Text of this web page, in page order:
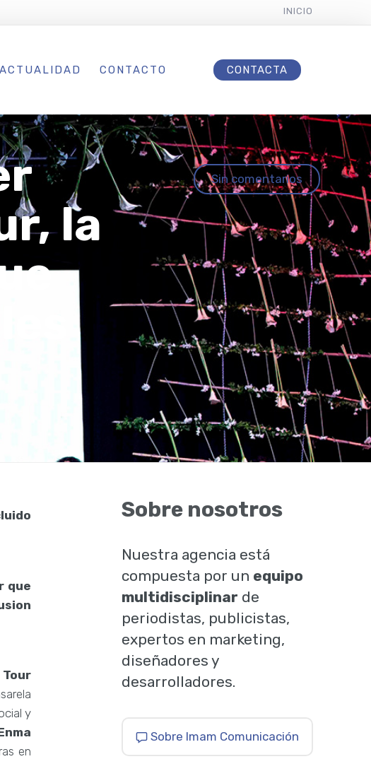
INICIO
ACTUALIDAD CONTACTO CONTACTA
la
Sin comentarios
que
y
en
Sobre nosotros
Nuestra agencia está
compuesta por un equipo
multidisciplinar de
periodistas, publicistas,
expertos en marketing,
diseñadores y
desarrolladores.
Sobre Imam Comunicación